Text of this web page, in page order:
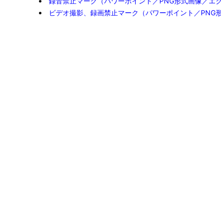
ビデオ撮影、録画禁止マーク（パワーポイント／PNG